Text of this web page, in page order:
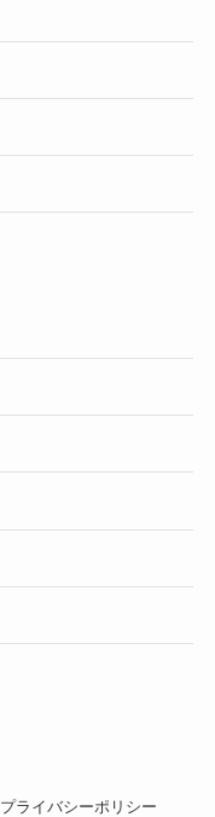
プライバシーポリシー